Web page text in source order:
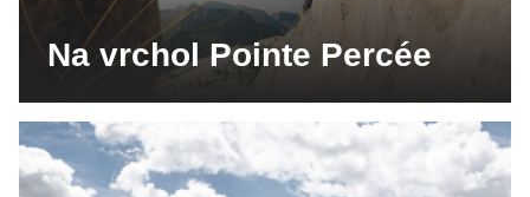
Na vrchol Pointe Percée